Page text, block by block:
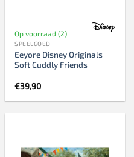
Op voorraad (2)
SPEELGOED
Eeyore Disney Originals
Soft Cuddly Friends
€39,90